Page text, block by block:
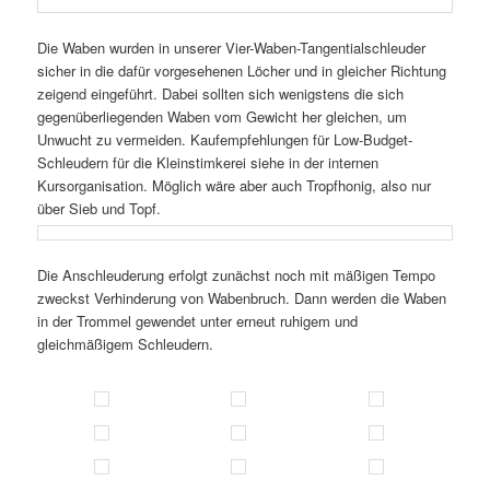
Die Waben wurden in unserer Vier-Waben-Tangentialschleuder
sicher in die dafür vorgesehenen Löcher und in gleicher Richtung
zeigend eingeführt. Dabei sollten sich wenigstens die sich
gegenüberliegenden Waben vom Gewicht her gleichen, um
Unwucht zu vermeiden. Kaufempfehlungen für Low-Budget-
Schleudern für die Kleinstimkerei siehe in der internen
Kursorganisation. Möglich wäre aber auch Tropfhonig, also nur
über Sieb und Topf.
Die Anschleuderung erfolgt zunächst noch mit mäßigen Tempo
zweckst Verhinderung von Wabenbruch. Dann werden die Waben
in der Trommel gewendet unter erneut ruhigem und
gleichmäßigem Schleudern.